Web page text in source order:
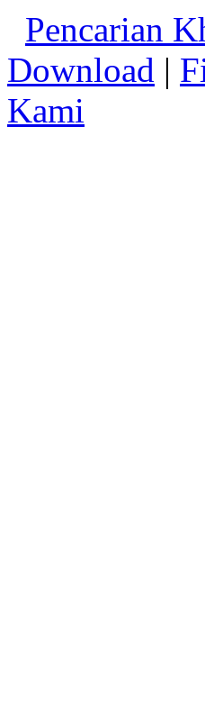
Pencarian
Download |
Kami